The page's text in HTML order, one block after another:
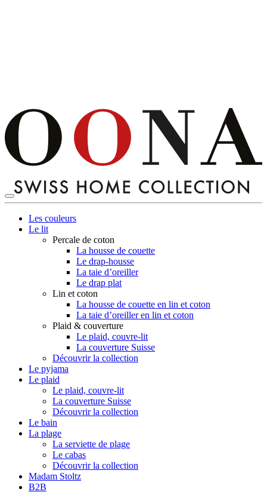
Les couleurs
Le lit
Percale de coton
La housse de couette
Le drap-housse
La taie d’oreiller
Le drap plat
Lin et coton
La housse de couette en lin et coton
La taie d’oreiller en lin et coton
Plaid & couverture
Le plaid, couvre-lit
La couverture Suisse
Découvrir la collection
Le pyjama
Le plaid
Le plaid, couvre-lit
La couverture Suisse
Découvrir la collection
Le bain
La plage
La serviette de plage
Le cabas
Découvrir la collection
Madam Stoltz
B2B